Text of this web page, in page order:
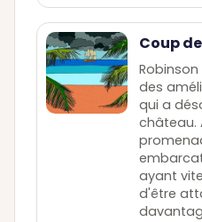
Coup
des
qui a
château.
ayant
d'être